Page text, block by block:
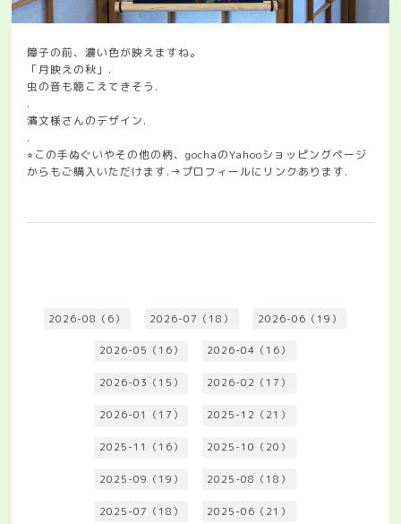
障子の前、濃い色が映えますね。
「月映えの秋」.
虫の音も聴こえてきそう.
.
濱文様さんのデザイン.
.
⭐︎この手ぬぐいやその他の柄、gochaのYahooショッピングページ
からもご購入いただけます.→プロフィールにリンクあります.
2026-08（6） 2026-07（18） 2026-06（19）
2026-05（16） 2026-04（16）
2026-03（15） 2026-02（17）
2026-01（17） 2025-12（21）
2025-11（16） 2025-10（20）
2025-09（19） 2025-08（18）
2025-07（18） 2025-06（21）